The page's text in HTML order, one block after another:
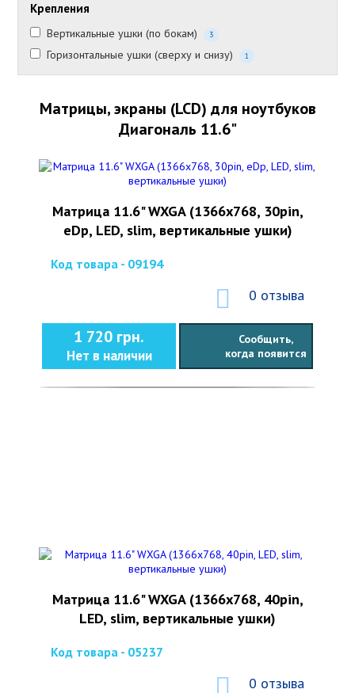
Крепления
Вертикальные ушки (по бокам) 3
Горизонтальные ушки (сверху и снизу) 1
Матрицы, экраны (LCD) для ноутбуков
Диагональ 11.6"
Матрица 11.6" WXGA (1366x768, 30pin,
eDp, LED, slim, вертикальные ушки)
Код товара - 09194
0 отзыва
1 720 грн.
Нет в наличии
Сообщить,
когда появится
Матрица 11.6" WXGA (1366x768, 40pin,
LED, slim, вертикальные ушки)
Код товара - 05237
0 отзыва